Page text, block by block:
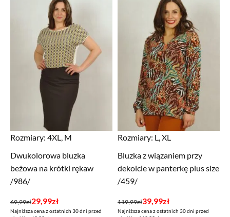
Rozmiary: 4XL, M
Dwukolorowa bluzka
beżowa na krótki rękaw
/986/
69,99zł
Pierwotna
cena
29,99zł
Aktualna
cena
Najniższa cena z ostatnich 30 dni przed
Rozmiary: L, XL
Bluzka z wiązaniem przy
dekolcie w panterkę plus size
/459/
119,99zł
Pierwotna
cena
39,99zł
Aktualna
cena
Najniższa cena z ostatnich 30 dni przed